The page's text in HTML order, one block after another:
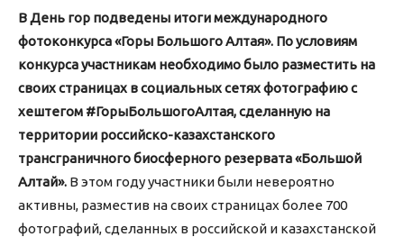
В День гор подведены итоги международного
фотоконкурса «Горы Большого Алтая». По условиям
конкурса участникам необходимо было разместить на
своих страницах в социальных сетях фотографию с
хештегом #ГорыБольшогоАлтая, сделанную на
территории российско-казахстанского
трансграничного биосферного резервата «Большой
Алтай». В этом году участники были невероятно
активны, разместив на своих страницах более 700
фотографий, сделанных в российской и казахстанской